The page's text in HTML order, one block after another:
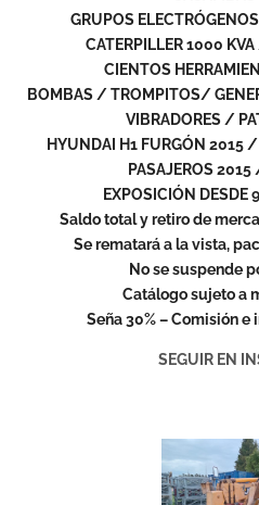
GRUPOS
CATERPILLER 1000
CIENTOS
BOMBAS / TROMPITOS/
VIBRADORES /
HYUNDAI H1 FURGÓN 2015
PASAJEROS
EXPOSICIÓN DESDE
Saldo total y retiro de
Se rematará a la vista,
No se suspende
Catálogo sujeto a
Seña 30% – Comisión e
SEGUIR EN